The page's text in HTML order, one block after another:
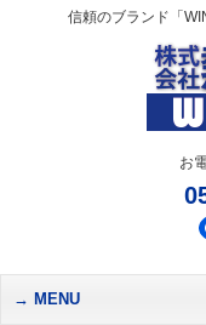
信頼のブランド「
お
MENU